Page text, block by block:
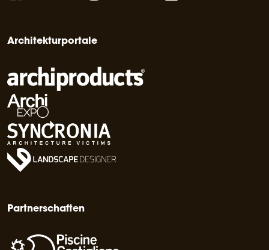
Architekturportale
Partnerschaften